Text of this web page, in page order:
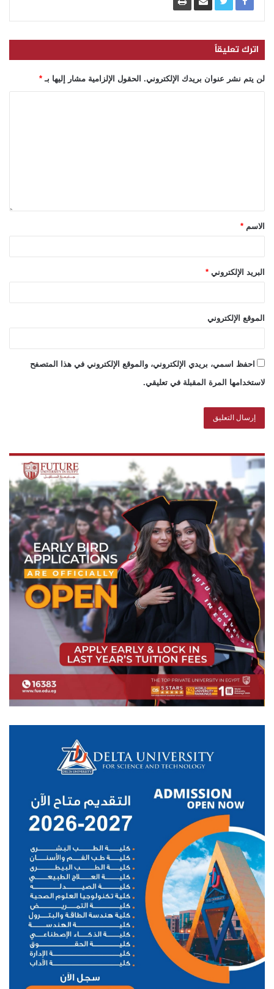
اترك تعليقاً
لن يتم نشر عنوان بريدك الإلكتروني. الحقول الإلزامية مشار إليها بـ *
الاسم *
البريد الإلكتروني *
الموقع الإلكتروني
احفظ اسمي، بريدي الإلكتروني، والموقع الإلكتروني في هذا المتصفح
لاستخدامها المرة المقبلة في تعليقي.